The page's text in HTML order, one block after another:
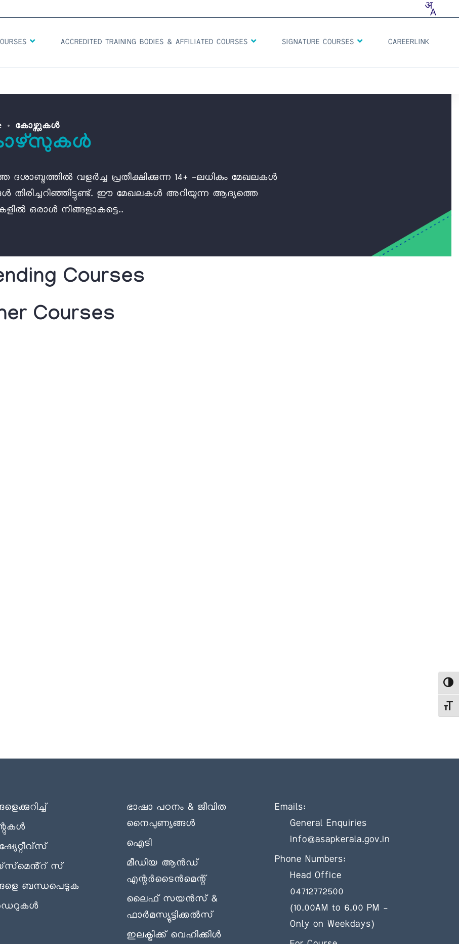
ACCREDITED TRAINING BODIES & AFFILIATED COURSES SIGNATURE COURSES CAREERLINK
കോഴ്സുകൾ
ദശാബ്ദത്തിൽ വളർച്ച പ്രതീക്ഷിക്കുന്ന 14+ -ലധികം മേഖലകൾ
തിരിച്ചറിഞ്ഞിട്ടുണ്ട്. ഈ മേഖലകൾ അറിയുന്ന ആദ്യത്തെ
ഒരാൾ നിങ്ങളാകട്ടെ..
Courses
Courses
സ്
ബന്ധപെടുക
ഭാഷാ പഠനം & ജീവിത
നൈപുണ്യങ്ങൾ
ഐടി
മീഡിയ ആൻഡ്
എന്റർടൈൻമെന്റ്
ലൈഫ് സയൻസ് &
ഫാർമസ്യൂട്ടിക്കൽസ്
ഇലക്ട്രിക്ക് വെഹിക്കിൾ
Emails:
General Enquiries
info@asapkerala.gov.in
Phone Numbers:
Head Office
04712772500
(10.00AM to 6.00 PM –
Only on Weekdays)